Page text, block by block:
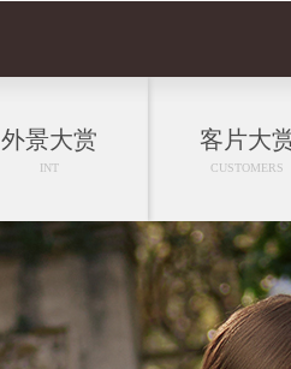
外景大赏
INT
客片大
CUSTOMERS